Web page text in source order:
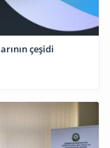
çeşidi